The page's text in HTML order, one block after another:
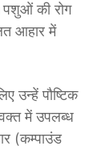
पशुओं की रोग
आहार में
उन्हें पौष्टिक
में उपलब्ध
(कम्पाउंड